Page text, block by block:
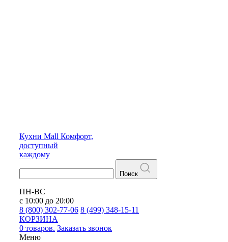
Кухни Mall Комфорт,
доступный
каждому
Поиск
ПН-ВС
с 10:00 до 20:00
8 (800) 302-77-06 8 (499) 348-15-11
КОРЗИНА
0 товаров. Заказать звонок
Меню